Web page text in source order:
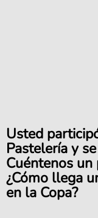
Usted
Pastelería y
Cuéntenos un
¿Cómo llega
en la Copa?